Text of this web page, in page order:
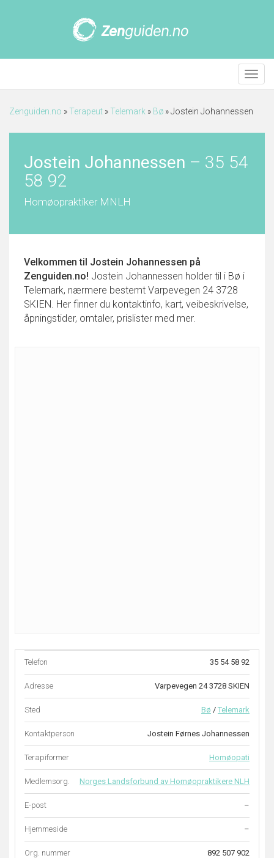
Meny
Zenguiden.no »Terapeut »Telemark » Bø »Jostein Johannessen
Jostein Johannessen – 35 54
58 92
Homøopraktiker MNLH
Velkommen til Jostein Johannessen på
Zenguiden.no! Jostein Johannessen holder til i Bø i
Telemark, nærmere bestemt Varpevegen 24 3728
SKIEN. Her finner du kontaktinfo, kart, veibeskrivelse,
åpningstider, omtaler, prislister med mer.
Telefon 35 54 58 92
Adresse Varpevegen 24 3728 SKIEN
Sted Bø / Telemark
Kontaktperson Jostein Førnes Johannessen
Terapiformer Homøopati
Medlemsorg. Norges Landsforbund av Homøopraktikere NLH
E-post –
Hjemmeside –
Org. nummer 892 507 902